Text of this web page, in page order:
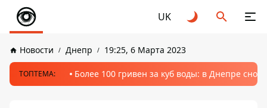
UK
Новости Днепр 19:25, 6 Марта 2023
ТОПТЕМА: Более 100 гривен за куб воды: в Днепре